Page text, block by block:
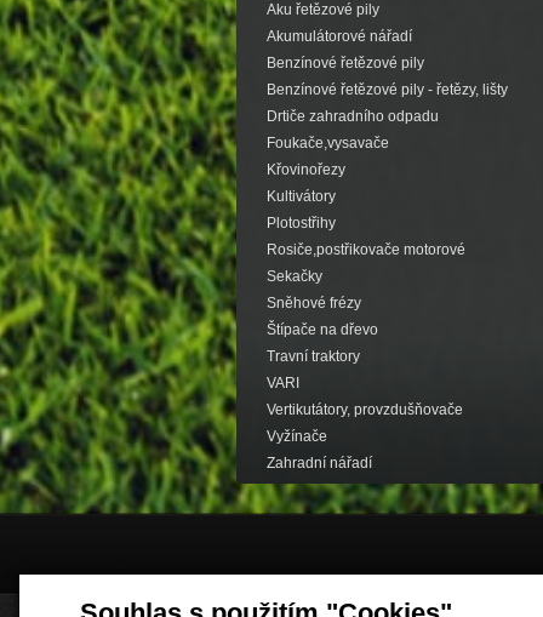
Aku řetězové pily
Akumulátorové nářadí
Benzínové řetězové pily
Benzínové řetězové pily - řetězy, lišty
Drtiče zahradního odpadu
Foukače,vysavače
Křovinořezy
Kultivátory
Plotostřihy
Rosiče,postřikovače motorové
Sekačky
Sněhové frézy
Štípače na dřevo
Travní traktory
VARI
Vertikutátory, provzdušňovače
Vyžínače
Zahradní nářadí